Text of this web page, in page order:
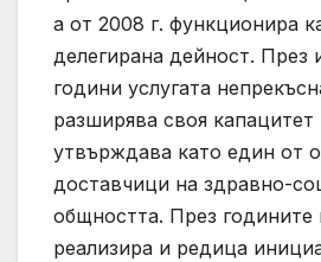
а от 2008 г. функционира
делегирана дейност. През
години услугата
разширява своя капацитет
утвърждава като един от
доставчици на здравно-
общността. През годините
реализира и редица